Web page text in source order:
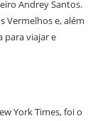
Andrey Santos.
Vermelhos e, além
para viajar e
York Times, foi o